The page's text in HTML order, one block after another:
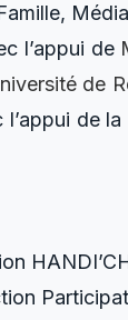
l’appui de
de
l’appui de la